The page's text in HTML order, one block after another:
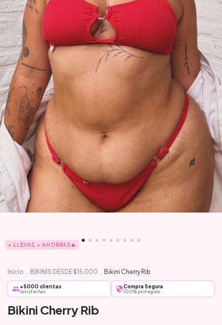
+ LLEVAS + AHORRAS🔥
Inicio . BIKINIS DESDE $15,000 . Bikini Cherry Rib
+5000 clientas
satisfechas
Compra Segura
100% protegida
Bikini Cherry Rib